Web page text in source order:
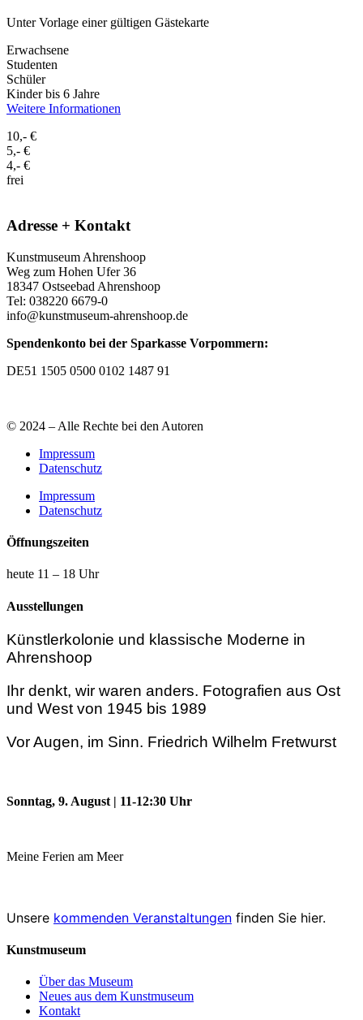
Unter Vorlage einer gültigen Gästekarte
Erwachsene
Studenten
Schüler
Kinder bis 6 Jahre
Weitere Informationen
10,- €
5,- €
4,- €
frei
Adresse + Kontakt
Kunstmuseum Ahrenshoop
Weg zum Hohen Ufer 36
18347 Ostseebad Ahrenshoop
Tel: 038220 6679-0
info@kunstmuseum-ahrenshoop.de
Spendenkonto bei der Sparkasse Vorpommern:
DE51 1505 0500 0102 1487 91
© 2024 – Alle Rechte bei den Autoren
Impressum
Datenschutz
Impressum
Datenschutz
Öffnungszeiten
heute 11 – 18 Uhr
Ausstellungen
Künstlerkolonie und klassische Moderne in
Ahrenshoop
Ihr denkt, wir waren anders. Fotografien aus Ost
und West von 1945 bis 1989
Vor Augen, im Sinn. Friedrich Wilhelm Fretwurst
Sonntag, 9. August | 11-12:30 Uhr
Meine Ferien am Meer
Unsere kommenden Veranstaltungen finden Sie hier.
Kunstmuseum
Über das Museum
Neues aus dem Kunstmuseum
Kontakt